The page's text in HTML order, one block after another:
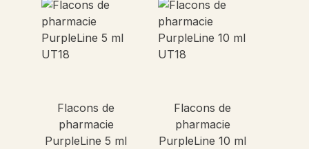
Flacons de
pharmacie
PurpleLine 5 ml
Flacons de
pharmacie
PurpleLine 10 ml